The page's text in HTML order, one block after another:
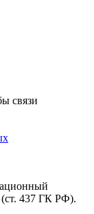
(ст. 437 ГК РФ).